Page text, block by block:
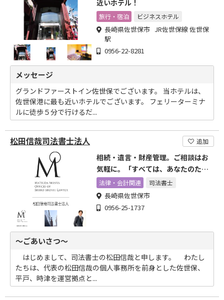
近いホテル！
旅行・宿泊 ビジネスホテル
長崎県佐世保市 JR佐世保線 佐世保
駅
0956-22-8281
メッセージ
グランドファーストイン佐世保でございます。 当ホテルは、
佐世保港に最も近いホテルでございます。 フェリーターミナ
ルに徒歩５分で行けるだ...
松田信哉司法書士法人 追加
相続・遺言・財産管理。ご相談はお
気軽に。「すべては、あなたのため
に。」
法律・会計関連 司法書士
長崎県佐世保市
0956-25-1737
～ごあいさつ～
はじめまして、司法書士の松田信哉と申します。 わたし
たちは、代表の松田信哉の個人事務所を前身とした佐世保、
平戸、時津を運営拠点と...